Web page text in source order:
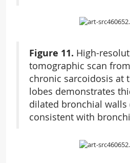
Figure 11. High-
tomographic scan
chronic sarcoidosis at
lobes demonstrates
dilated bronchial walls
consistent with